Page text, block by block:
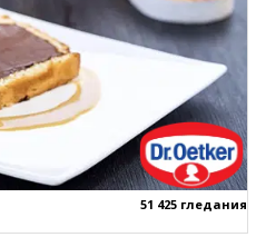
51 425 гледания